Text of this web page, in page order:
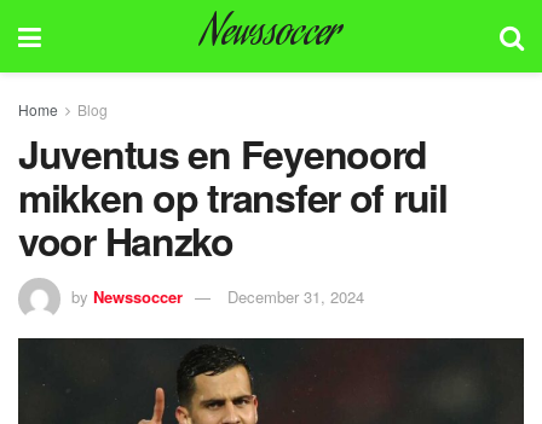
Newssoccer
Home Blog
Juventus en Feyenoord
mikken op transfer of ruil
voor Hanzko
by Newssoccer December 31, 2024